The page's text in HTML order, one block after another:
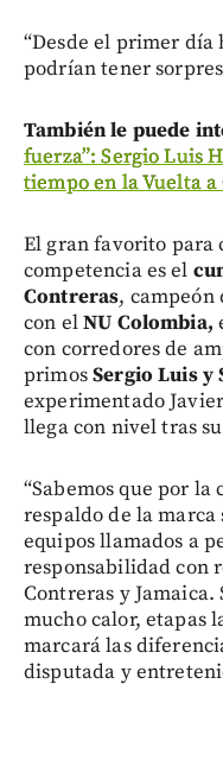
“Desde el primer día
podrían tener
También le puede
fuerza”: Sergio Luis
tiempo en la Vuelta
El gran favorito para
competencia es el
Contreras, campeón
con elNU Colombia,
con corredores de
primosSergio Luis y
experimentado
llega con nivel tras
“Sabemos que por
respaldo de la marca
equipos llamados a
responsabilidad con
Contreras y
mucho calor, etapas
marcará las
disputada y